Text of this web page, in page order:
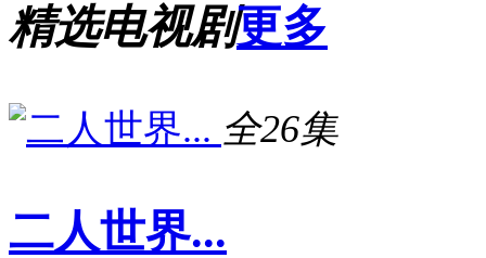
精选电视剧更多
全26集
二人世界...